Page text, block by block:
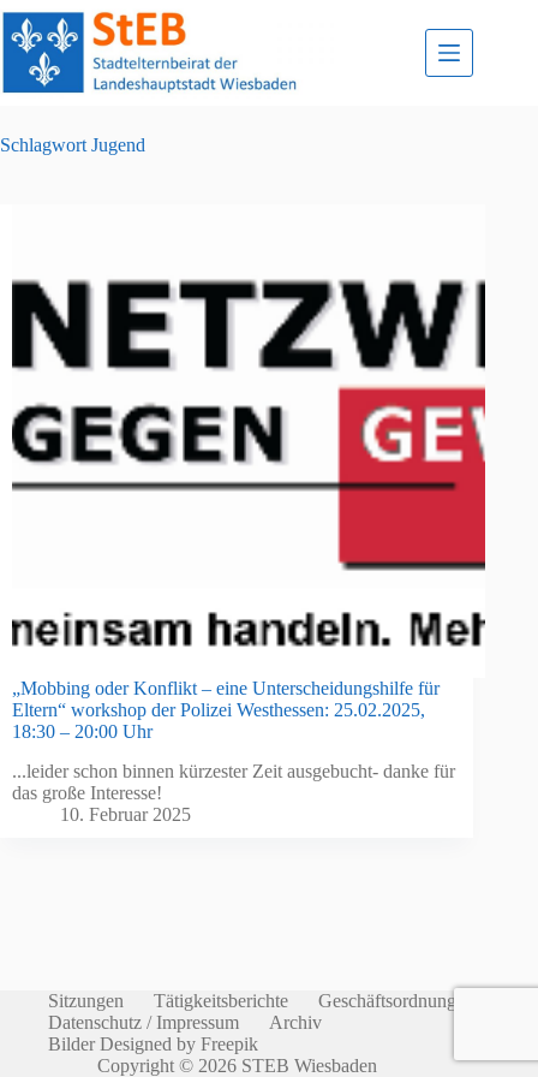
Zum
Inhalt
springen
Schlagwort Jugend
„Mobbing oder Konflikt – eine Unterscheidungshilfe für
Eltern“ workshop der Polizei Westhessen: 25.02.2025,
18:30 – 20:00 Uhr
...leider schon binnen kürzester Zeit ausgebucht- danke für
das große Interesse!
10. Februar 2025
Sitzungen Tätigkeitsberichte
Geschäftsordnung
Datenschutz / Impressum
Archiv
Bilder Designed by Freepik
Copyright © 2026 STEB Wiesbaden